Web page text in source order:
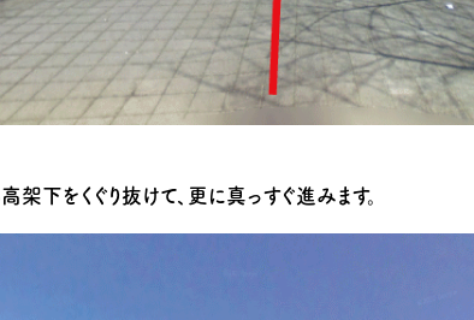
架下をくぐり抜けて、更に真っすぐ進みます。